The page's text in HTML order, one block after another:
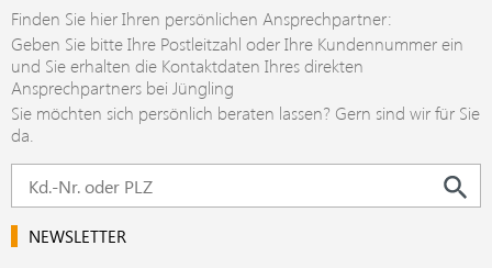
Finden Sie hier Ihren persönlichen Ansprechpartner:
Geben Sie bitte Ihre Postleitzahl oder Ihre Kundennummer ein
und Sie erhalten die Kontaktdaten Ihres direkten
Ansprechpartners bei Jüngling
Sie möchten sich persönlich beraten lassen? Gern sind wir für Sie
da.
NEWSLETTER